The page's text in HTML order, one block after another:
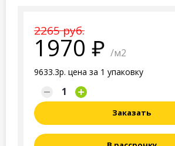
2265 руб.
1970 /м2
9633.3р. цена за 1 упаковку
Заказать